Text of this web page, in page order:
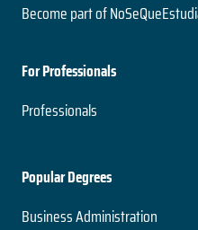
Become part of
For Professionals
Professionals
Popular Degrees
Business Administration